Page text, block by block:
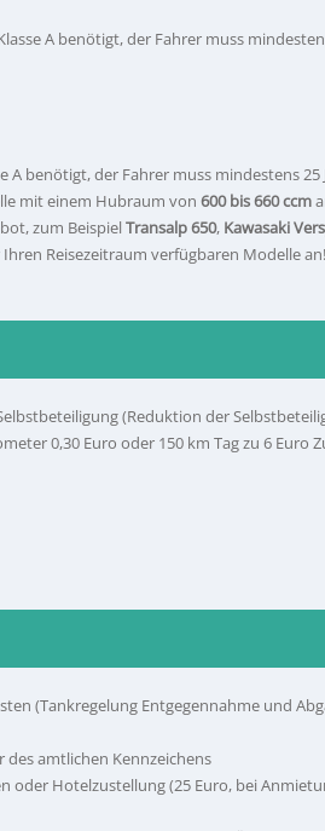
A benötigt, der Fahrer muss
A benötigt, der Fahrer muss mindestens 25
mit einem Hubraum von 600 bis 660 ccm
zum BeispielTransalp 650, Kawasaki
Reisezeitraum verfügbaren Modelle an!
(Reduktion der
0,30 Euro oder 150 km Tag zu 6 Euro
(Tankregelung Entgegennahme und
amtlichen Kennzeichens
oder Hotelzustellung (25 Euro, bei